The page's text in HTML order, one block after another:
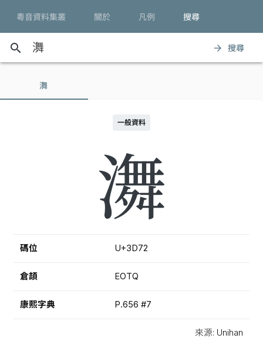
粵音資料集叢 關於 凡例 搜尋
search arrow_forward 搜尋
㵲
一般資料
㵲
碼位 U+3D72
倉頡 EOTQ
康熙字典 P.656 #7
來源: Unihan